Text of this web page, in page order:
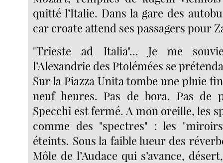
quitté l’Italie. Dans la gare des
car croate attend ses passagers pour
"Trieste ad Italia"... Je me
l’Alexandrie des Ptolémées se
Sur la Piazza Unita tombe une pluie
neuf heures. Pas de bora. Pas de
Specchi est fermé. A mon oreille, les
comme des "spectres" : les
éteints. Sous la faible lueur des
Môle de l’Audace qui s’avance,